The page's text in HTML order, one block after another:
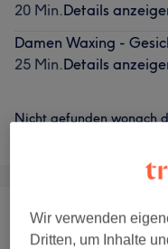
20 Min.Details
Damen Waxing -
25 Min.Details
Nicht gefunden wonach
Nägel
Wir verwenden
Dritten, um Inhalte